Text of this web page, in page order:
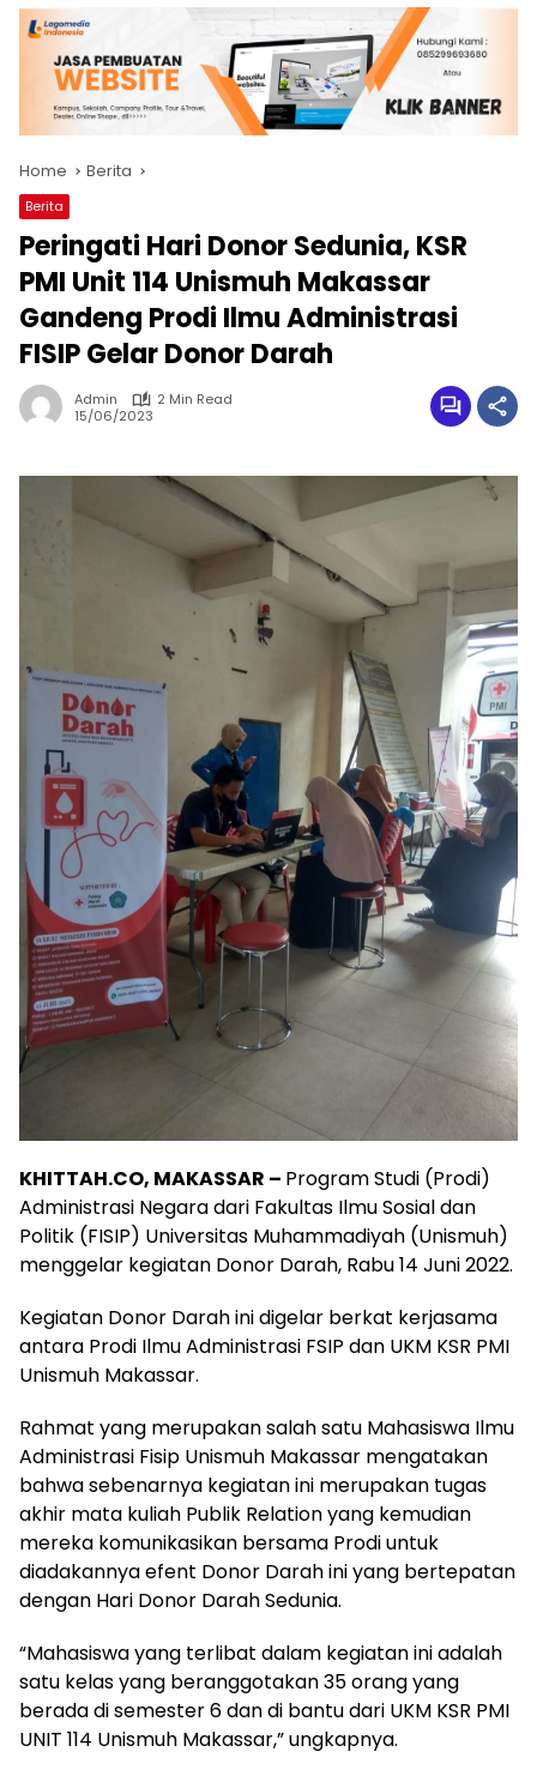
Home Berita
Berita
Peringati Hari Donor Sedunia, KSR
PMI Unit 114 Unismuh Makassar
Gandeng Prodi Ilmu Administrasi
FISIP Gelar Donor Darah
Admin
2 Min Read
15/06/2023
KHITTAH.CO, MAKASSAR – Program Studi (Prodi)
Administrasi Negara dari Fakultas Ilmu Sosial dan
Politik (FISIP) Universitas Muhammadiyah (Unismuh)
menggelar kegiatan Donor Darah, Rabu 14 Juni 2022.
Kegiatan Donor Darah ini digelar berkat kerjasama
antara Prodi Ilmu Administrasi FSIP dan UKM KSR PMI
Unismuh Makassar.
Rahmat yang merupakan salah satu Mahasiswa Ilmu
Administrasi Fisip Unismuh Makassar mengatakan
bahwa sebenarnya kegiatan ini merupakan tugas
akhir mata kuliah Publik Relation yang kemudian
mereka komunikasikan bersama Prodi untuk
diadakannya efent Donor Darah ini yang bertepatan
dengan Hari Donor Darah Sedunia.
“Mahasiswa yang terlibat dalam kegiatan ini adalah
satu kelas yang beranggotakan 35 orang yang
berada di semester 6 dan di bantu dari UKM KSR PMI
UNIT 114 Unismuh Makassar,” ungkapnya.